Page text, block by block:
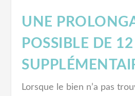
UNE
POSSIBLE DE
Lorsque le bien n’a pas